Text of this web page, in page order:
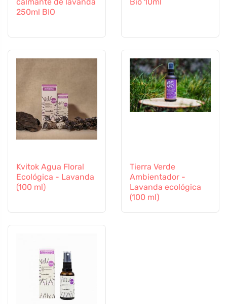
250ml BIO
Kvitok Agua Floral
Ecológica - Lavanda
(100 ml)
Tierra Verde
Ambientador -
Lavanda ecológica
(100 ml)